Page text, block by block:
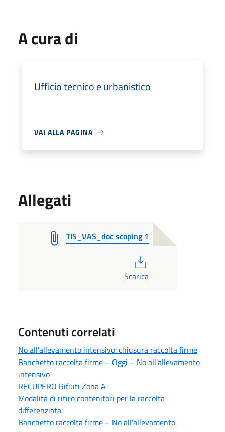
A cura di
Ufficio tecnico e urbanistico
VAI ALLA PAGINA
Allegati
TIS_VAS_doc scoping 1
Scarica
Contenuti correlati
No all'allevamento intensivo: chiusura raccolta firme
Banchetto raccolta firme – Oggi – No all'allevamento
intensivo
RECUPERO Rifiuti Zona A
Modalità di ritiro contenitori per la raccolta
differenziata
Banchetto raccolta firme – No all'allevamento